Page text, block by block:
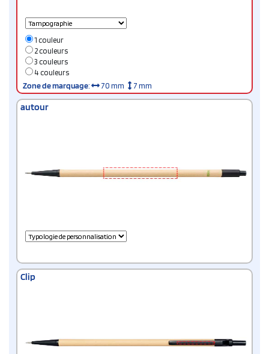
1 couleur
2 couleurs
3 couleurs
4 couleurs
Zone de marquage: 70 mm 7 mm
autour
Clip